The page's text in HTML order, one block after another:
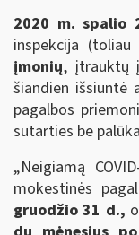
2020 m. spalio
inspekcija
įmonių, įtrauktų į
šiandien išsiuntė
pagalbos
sutarties be
„Neigiamą
mokestinės
gruodžio 31 d.,